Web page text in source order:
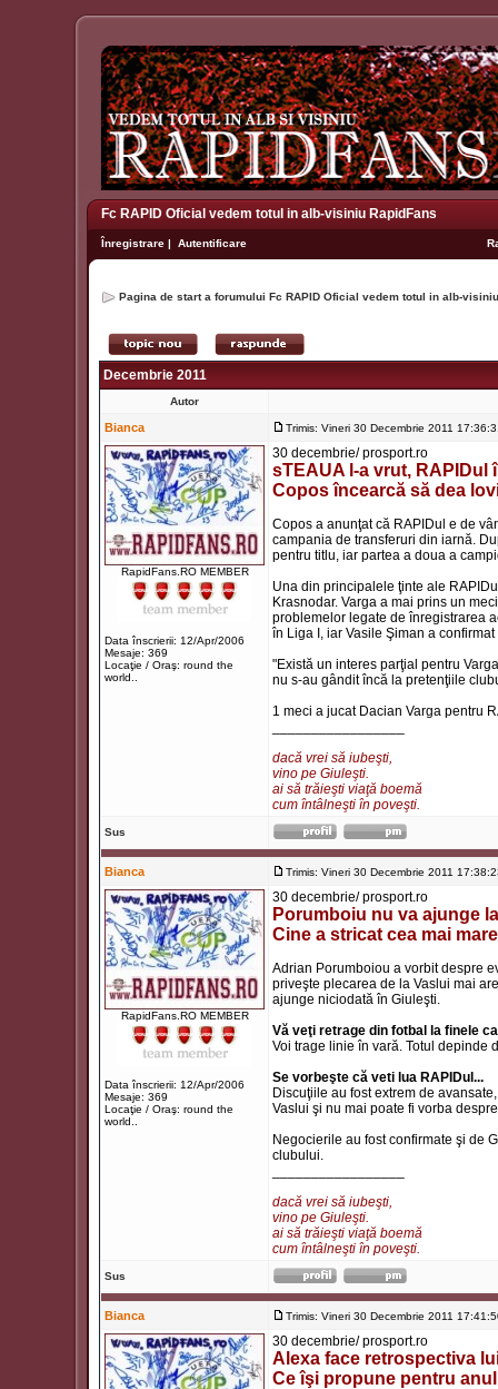
Fc RAPID Oficial vedem totul in alb-visiniu RapidFans
Înregistrare | Autentificare
Pagina de start a forumului Fc RAPID Oficial vedem totul in alb-
Decembrie 2011
Autor
Bianca Trimis: Vineri 30 Decembrie 2011
RapidFans.RO MEMBER
Data înscrierii: 12/Apr/2006
Mesaje: 369
Locaţie / Oraş: round the
world..
30 decembrie/ prosport.ro
sTEAUA l-a vrut, RAPIDul
Copos încearcă să dea
Copos a anunţat că RAPIDul e de
campania de transferuri din iarnă.
pentru titlu, iar partea a doua a
Una din principalele ţinte ale
Krasnodar. Varga a mai prins un
problemelor legate de înregistrarea
în Liga I, iar Vasile Şiman a
"Există un interes parţial pentru
nu s-au gândit încă la pretenţiile
1 meci a jucat Dacian Varga pentru
dacă vrei să iubeşti,
vino pe Giuleşti.
ai să trăieşti viaţă boemă
cum întâlneşti în poveşti.
Sus
Bianca Trimis: Vineri 30 Decembrie 2011
RapidFans.RO MEMBER
Data înscrierii: 12/Apr/2006
Mesaje: 369
Locaţie / Oraş: round the
world..
30 decembrie/ prosport.ro
Porumboiu nu va ajunge
Cine a stricat cea mai
Adrian Porumboiou a vorbit despre
priveşte plecarea de la Vaslui mai
ajunge niciodată în Giuleşti.
Vă veţi retrage din fotbal la finele
Voi trage linie în vară. Totul depinde
Se vorbeşte că veti lua RAPIDul...
Discuţiile au fost extrem de
Vaslui şi nu mai poate fi vorba
Negocierile au fost confirmate şi de
clubului.
dacă vrei să iubeşti,
vino pe Giuleşti.
ai să trăieşti viaţă boemă
cum întâlneşti în poveşti.
Sus
Bianca Trimis: Vineri 30 Decembrie 2011
30 decembrie/ prosport.ro
Alexa face retrospectiva
Ce îşi propune pentru